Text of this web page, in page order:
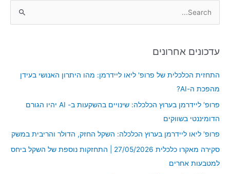
r
:
עדכונים אחרונים
התחזית הכלכלית של פרופ' ליאו ליידרמן: מהו היתרון האנושי בעידן
מהפכת ה-AI?
פרופ' ליידרמן בערוץ הכלכלה: שינויים בהשקעות ב- AI יהיו הגורם
הדומיננטי בשווקים
פרופ' ליאו ליידרמן בערוץ הכלכלה: השקל החזק, הדולר והריבית במשק
סקירה מאקרו כלכלית 27/05/2026 | התחזקות נוספת של השקל ביחס
למטבעות אחרים